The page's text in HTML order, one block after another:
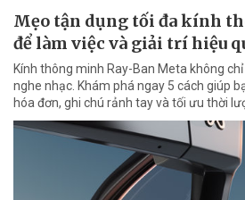
Mẹo tận dụng tối đa kính
để làm việc và giải trí hiệu
Kính thông minh Ray-Ban Meta không
nghe nhạc. Khám phá ngay 5 cách giúp
hóa đơn, ghi chú rảnh tay và tối ưu thời